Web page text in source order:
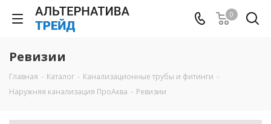
0
Ревизии
Главная - Каталог - Канализационные трубы и фитинги -
Наружняя канализация ПроАква - Ревизии